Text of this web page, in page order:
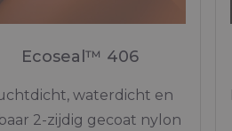
Ecoseal™ 406
waterdicht en
2-zijdig gecoat nylon